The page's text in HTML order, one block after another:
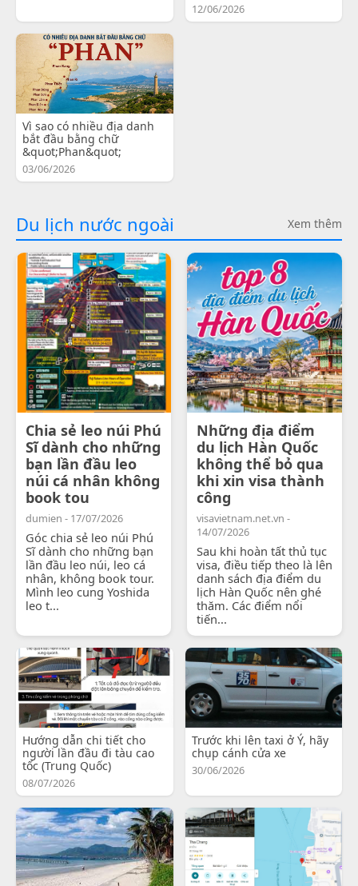
12/06/2026
Vì sao có nhiều địa danh
bắt đầu bằng chữ
&quot;Phan&quot;
03/06/2026
Du lịch nước ngoài Xem thêm
Chia sẻ leo núi Phú
Sĩ dành cho những
bạn lần đầu leo
núi cá nhân không
book tou
dumien - 17/07/2026
Góc chia sẻ leo núi Phú
Sĩ dành cho những bạn
lần đầu leo núi, leo cá
nhân, không book tour.
Mình leo cung Yoshida
leo t...
Những địa điểm
du lịch Hàn Quốc
không thể bỏ qua
khi xin visa thành
công
visavietnam.net.vn -
14/07/2026
Sau khi hoàn tất thủ tục
visa, điều tiếp theo là lên
danh sách địa điểm du
lịch Hàn Quốc nên ghé
thăm. Các điểm nổi
tiến...
Hướng dẫn chi tiết cho
người lần đầu đi tàu cao
tốc (Trung Quốc)
08/07/2026
Trước khi lên taxi ở Ý, hãy
chụp cánh cửa xe
30/06/2026